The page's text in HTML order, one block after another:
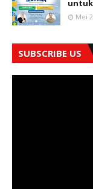
untuk
Mei
SUBSCRIBE US